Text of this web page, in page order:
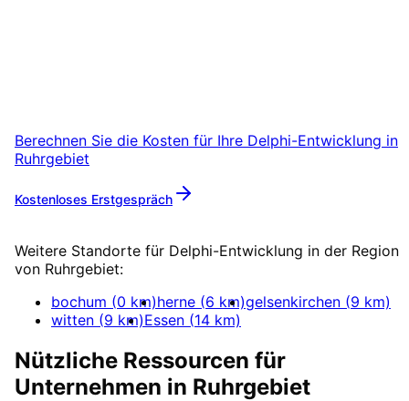
Berechnen Sie die Kosten für Ihre Delphi-Entwicklung in
Ruhrgebiet
Kostenloses Erstgespräch
Weitere Standorte für Delphi-Entwicklung in der Region
von Ruhrgebiet:
bochum (0 km)herne (6 km)gelsenkirchen (9 km)
witten (9 km)Essen (14 km)
Nützliche Ressourcen für
Unternehmen in Ruhrgebiet